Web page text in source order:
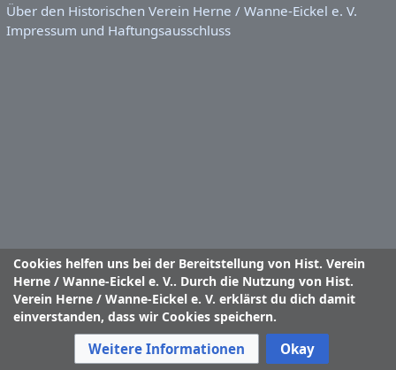
Cookies helfen uns bei der Bereitstellung von Hist. Verein
Herne / Wanne-Eickel e. V.. Durch die Nutzung von Hist.
Verein Herne / Wanne-Eickel e. V. erklärst du dich damit
einverstanden, dass wir Cookies speichern.
Weitere Informationen Okay
Über den Historischen Verein Herne / Wanne-Eickel e. V.
Impressum und Haftungsausschluss